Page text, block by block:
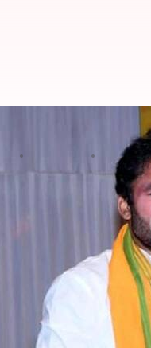
03:32 pm
పార్టీ అధికారంలోకి
విలేకరులతో
అధికారంలోకి
చెప్పారు.
అదృష్ట నగరం
హైదర్ పేరు